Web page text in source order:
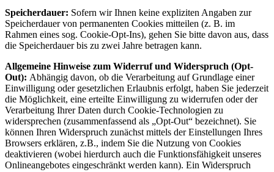
Speicherdauer: Sofern wir Ihnen keine expliziten Angaben zur
Speicherdauer von permanenten Cookies mitteilen (z. B. im
Rahmen eines sog. Cookie-Opt-Ins), gehen Sie bitte davon aus, dass
die Speicherdauer bis zu zwei Jahre betragen kann.
Allgemeine Hinweise zum Widerruf und Widerspruch (Opt-
Out): Abhängig davon, ob die Verarbeitung auf Grundlage einer
Einwilligung oder gesetzlichen Erlaubnis erfolgt, haben Sie jederzeit
die Möglichkeit, eine erteilte Einwilligung zu widerrufen oder der
Verarbeitung Ihrer Daten durch Cookie-Technologien zu
widersprechen (zusammenfassend als „Opt-Out“ bezeichnet). Sie
können Ihren Widerspruch zunächst mittels der Einstellungen Ihres
Browsers erklären, z.B., indem Sie die Nutzung von Cookies
deaktivieren (wobei hierdurch auch die Funktionsfähigkeit unseres
Onlineangebotes eingeschränkt werden kann). Ein Widerspruch